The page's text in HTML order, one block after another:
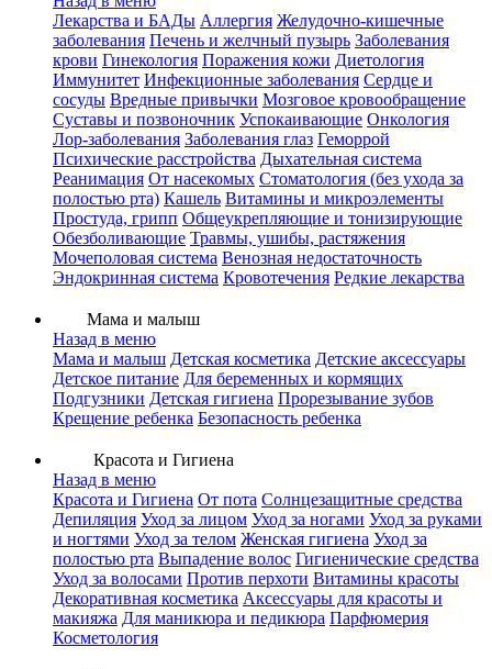
Лекарства и БАДы Аллергия Желудочно-кишечные
заболевания Печень и желчный пузырь Заболевания
крови Гинекология Поражения кожи Диетология
Иммунитет Инфекционные заболевания Сердце и
сосуды Вредные привычки Мозговое кровообращение
Суставы и позвоночник Успокаивающие Онкология
Лор-заболевания Заболевания глаз Геморрой
Психические расстройства Дыхательная система
Реанимация От насекомых Стоматология (без ухода за
полостью рта) Кашель Витамины и микроэлементы
Простуда, грипп Общеукрепляющие и тонизирующие
Обезболивающие Травмы, ушибы, растяжения
Мочеполовая система Венозная недостаточность
Эндокринная система Кровотечения Редкие лекарства
Мама и малыш
Назад в меню
Мама и малыш Детская косметика Детские аксессуары
Детское питание Для беременных и кормящих
Подгузники Детская гигиена Прорезывание зубов
Крещение ребенка Безопасность ребенка
Красота и Гигиена
Назад в меню
Красота и Гигиена От пота Солнцезащитные средства
Депиляция Уход за лицом Уход за ногами Уход за руками
и ногтями Уход за телом Женская гигиена Уход за
полостью рта Выпадение волос Гигиенические средства
Уход за волосами Против перхоти Витамины красоты
Декоративная косметика Аксессуары для красоты и
макияжа Для маникюра и педикюра Парфюмерия
Косметология